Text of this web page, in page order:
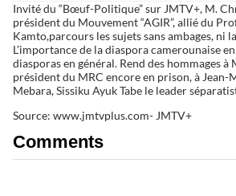
Invité du “Bœuf-Politique” sur JMTV+, M.
président du Mouvement “AGIR”, allié du
Kamto,parcours les sujets sans ambages, ni
L’importance de la diaspora camerounaise
diasporas en général. Rend des hommages
président du MRC encore en prison, à Jean-
Mebara, Sissiku Ayuk Tabe le leader
Source: www.jmtvplus.com- JMTV+
Comments